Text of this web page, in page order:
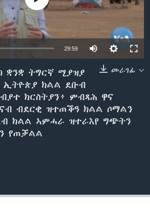
29:59
መራገፊ
ቋንቋ ትግርኛ ሚያዝያ
ኢትዮጵያ ክልል ደቡብ
ክርስትያን፥ ምብጻሕ ዋና
ብደርቂ ዝተጠቕዓ ክልል ሶማልን
ክልል ኣምሓራ ዝተራእየ ግጭትን
የጠቓልል